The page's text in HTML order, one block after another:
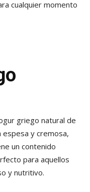
cualquier momento
griego natural de
espesa y cremosa,
un contenido
para aquellos
y nutritivo.